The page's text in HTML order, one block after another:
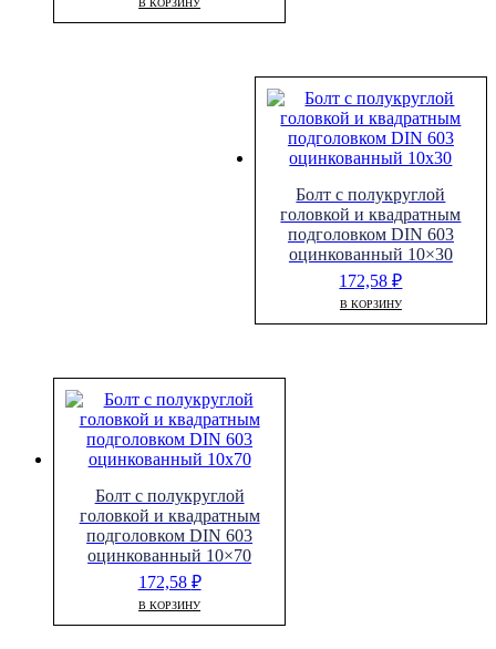
В КОРЗИНУ
Болт с полукруглой
головкой и квадратным
подголовком DIN 603
оцинкованный 10×30
172,58₽
В КОРЗИНУ
Болт с полукруглой
головкой и квадратным
подголовком DIN 603
оцинкованный 10×70
172,58 ₽
В КОРЗИНУ